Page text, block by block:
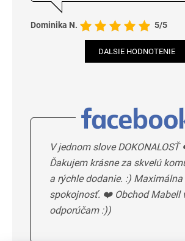
Dominika N. 5/5
DALSIE HODNOTENIE
V jednom slove
Ďakujem krásne za skvelú
a rýchle dodanie. :) Maximálna
spokojnosť. ❤️ Obchod Mabell
odporúčam :))